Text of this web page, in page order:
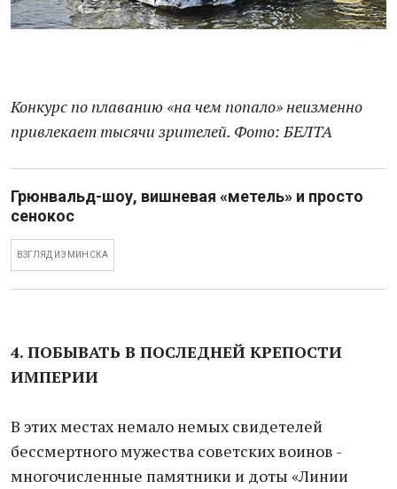
Конкурс по плаванию «на чем попало» неизменно
привлекает тысячи зрителей. Фото: БЕЛТА
Грюнвальд-шоу, вишневая «метель» и просто
сенокос
ВЗГЛЯД ИЗ МИНСКА
4. ПОБЫВАТЬ В ПОСЛЕДНЕЙ КРЕПОСТИ
ИМПЕРИИ
В этих местах немало немых свидетелей
бессмертного мужества советских воинов -
многочисленные памятники и доты «Линии